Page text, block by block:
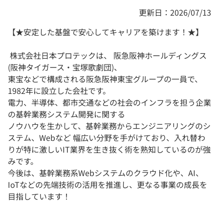
更新日：2026/07/13
【★安定した基盤で安心してキャリアを築けます！★】
株式会社日本プロテックは、 阪急阪神ホールディングス
(阪神タイガース・宝塚歌劇団)、
東宝などで構成される阪急阪神東宝グループの一員で、
1982年に設立した会社です。
電力、半導体、都市交通などの社会のインフラを担う企業
の基幹業務システム開発に関する
ノウハウを生かして、基幹業務からエンジニアリングのシ
ステム、Webなど 幅広い分野を手がけており、入れ替わ
りが特に激しいIT業界を生き抜く術を熟知しているのが強
みです。
今後は、基幹業務系Webシステムのクラウド化や、AI、
IoTなどの先端技術の活用を推進し、更なる事業の成長を
目指しています！